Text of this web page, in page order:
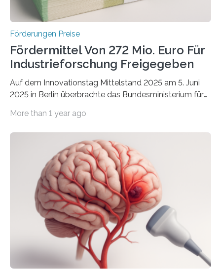
Förderungen Preise
Fördermittel Von 272 Mio. Euro Für
Industrieforschung Freigegeben
Auf dem Innovationstag Mittelstand 2025 am 5. Juni
2025 in Berlin überbrachte das Bundesministerium für
Überplanmäßige Verpflichtungsermächtigungen in
Woche vom Haushaltsausschuss freigegeben – unter
anderem zur Unterstützung der
Industrieforschungsprogramme Industrielle
Gemeinschaftsforschung (IGF), Zentrales
Innovationsprogramm Mittelstand (ZIM) und
Innovationskompetenz INNO-KOM. Auf dem
Innovationstag Mittelstand 2025 am 5. Juni 2025 in
Berlin überbrachte das Bundesministerium für
Wirtschaft und Energie eine gute Nachricht:
Überplanmäßige Verpflichtungsermächtigungen in
More than 1 year ago